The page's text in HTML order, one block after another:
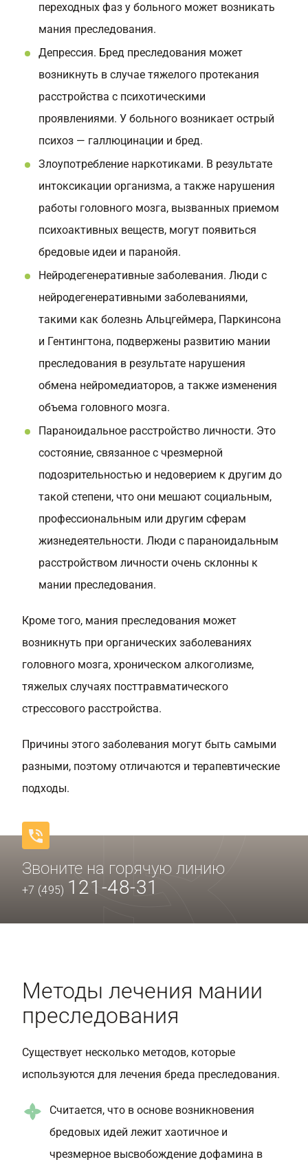
переходных фаз у больного может возникать
мания преследования.
Депрессия. Бред преследования может
возникнуть в случае тяжелого протекания
расстройства с психотическими
проявлениями. У больного возникает острый
психоз — галлюцинации и бред.
Злоупотребление наркотиками. В результате
интоксикации организма, а также нарушения
работы головного мозга, вызванных приемом
психоактивных веществ, могут появиться
бредовые идеи и паранойя.
Нейродегенеративные заболевания. Люди с
нейродегенеративными заболеваниями,
такими как болезнь Альцгеймера, Паркинсона
и Гентингтона, подвержены развитию мании
преследования в результате нарушения
обмена нейромедиаторов, а также изменения
объема головного мозга.
Параноидальное расстройство личности. Это
состояние, связанное с чрезмерной
подозрительностью и недоверием к другим до
такой степени, что они мешают социальным,
профессиональным или другим сферам
жизнедеятельности. Люди с параноидальным
расстройством личности очень склонны к
мании преследования.
Кроме того, мания преследования может
возникнуть при органических заболеваниях
головного мозга, хроническом алкоголизме,
тяжелых случаях посттравматического
стрессового расстройства.
Причины этого заболевания могут быть самыми
разными, поэтому отличаются и терапевтические
подходы.
Звоните на горячую линию
+7 (495) 121-48-31
Методы лечения мании
преследования
Существует несколько методов, которые
используются для лечения бреда преследования.
Считается, что в основе возникновения
бредовых идей лежит хаотичное и
чрезмерное высвобождение дофамина в